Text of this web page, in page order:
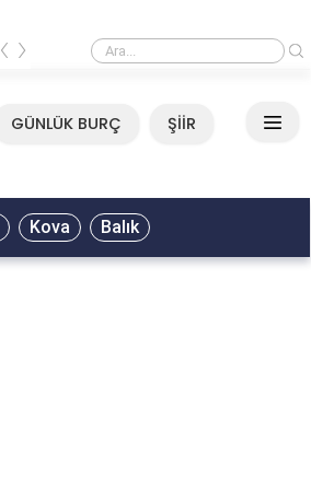
Neşet Ertaş - Yazımı Kışa Çevirdin Sözleri
‹ ›
GÜNLÜK BURÇ ŞİİR
Kova Balık